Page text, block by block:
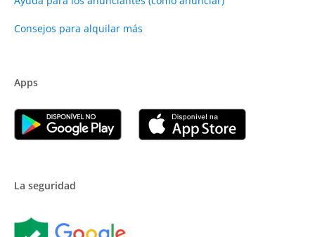
Consejos para alquilar más
Apps
La seguridad